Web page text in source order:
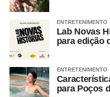
ENTRETENIMENTO
Lab Novas
para edição
ENTRETENIMENTO
para Poços